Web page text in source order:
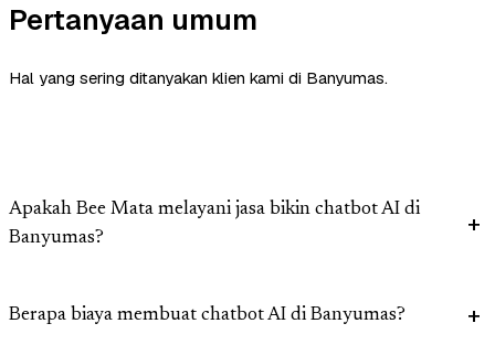
Pertanyaan umum
Hal yang sering ditanyakan klien kami di Banyumas.
Apakah Bee Mata melayani jasa bikin chatbot AI di
Banyumas?
Berapa biaya membuat chatbot AI di Banyumas?